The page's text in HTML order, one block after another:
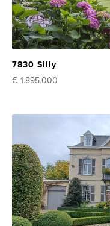
7830 Silly
€ 1.895.000